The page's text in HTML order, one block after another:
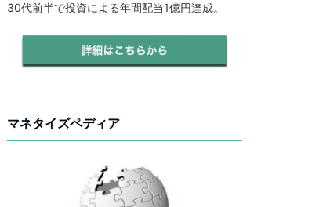
30代前半で投資による年間配当1億円達成。
マネタイズペディア